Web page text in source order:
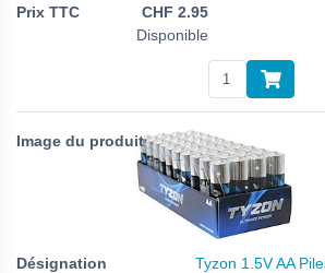
CHF 2.95
Disponible
Tyzon 1.5V AA